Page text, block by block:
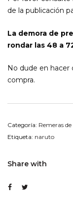
de la publicación
La demora de
rondar las 48 a
No dude en hacer
compra.
Categoría: Remeras
Etiqueta: naruto
Share with